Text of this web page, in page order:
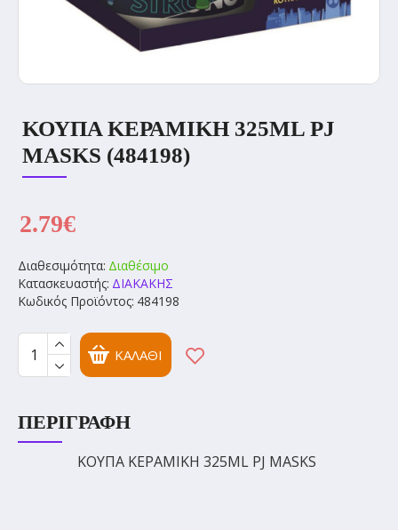
ΚΟΥΠΑ ΚΕΡΑΜΙΚΗ 325ML PJ
MASKS (484198)
Διαθεσιμότητα: Διαθέσιμο
Κατασκευαστής: ΔΙΑΚΑΚΗΣ
Κωδικός Προϊόντος: 484198
2.79€
ΚΑΛΆΘΙ
ΠΕΡΙΓΡΑΦΉ
ΚΟΥΠΑ ΚΕΡΑΜΙΚΗ 325ML PJ MASKS